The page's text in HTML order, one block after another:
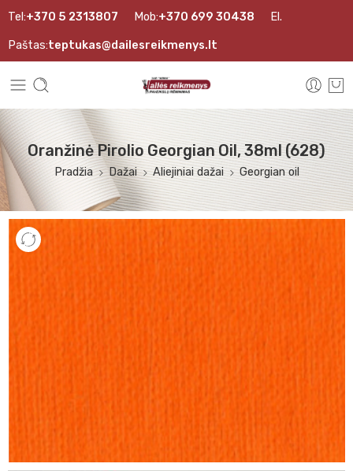
Tel:+370 5 2313807 Mob:+370 699 30438 El.
Paštas:teptukas@dailesreikmenys.lt
Oranžinė Pirolio Georgian Oil, 38ml (628)
Pradžia Dažai Aliejiniai dažai Georgian oil